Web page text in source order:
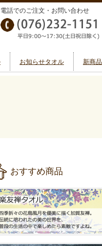
電話でのご注文・お問い合わせ
お知らせタオル 新商品
おすすめ商品